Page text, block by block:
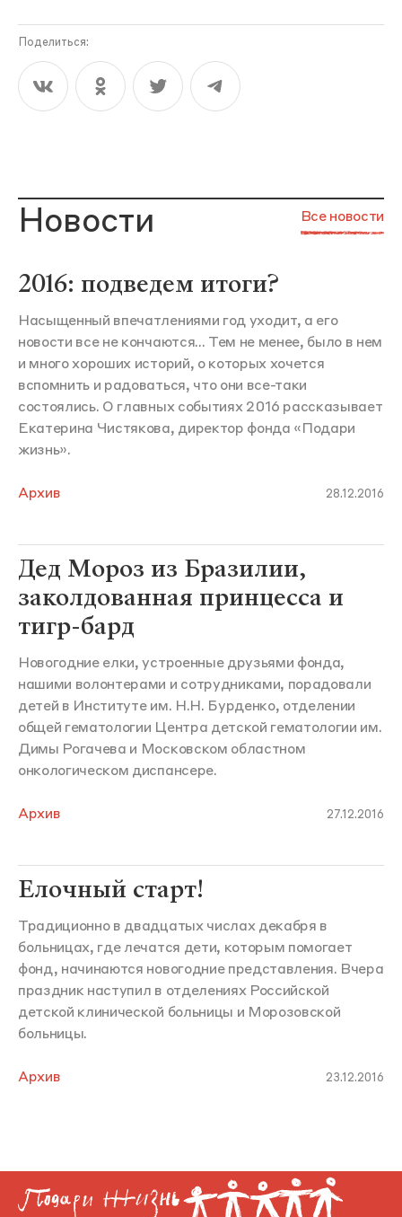
Поделиться:
Новости Все новости
2016: подведем итоги?
Насыщенный впечатлениями год уходит, а его
новости все не кончаются... Тем не менее, было в нем
и много хороших историй, о которых хочется
вспомнить и радоваться, что они все-таки
состоялись. О главных событиях 2016 рассказывает
Екатерина Чистякова, директор фонда «Подари
жизнь».
Архив 28.12.2016
Дед Мороз из Бразилии,
заколдованная принцесса и
тигр-бард
Новогодние елки, устроенные друзьями фонда,
нашими волонтерами и сотрудниками, порадовали
детей в Институте им. Н.Н. Бурденко, отделении
общей гематологии Центра детской гематологии им.
Димы Рогачева и Московском областном
онкологическом диспансере.
Архив 27.12.2016
Елочный старт!
Традиционно в двадцатых числах декабря в
больницах, где лечатся дети, которым помогает
фонд, начинаются новогодние представления. Вчера
праздник наступил в отделениях Российской
детской клинической больницы и Морозовской
больницы.
Архив 23.12.2016